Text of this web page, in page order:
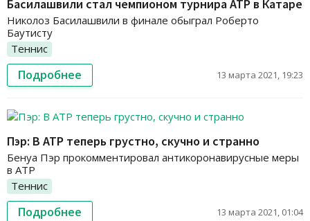
Басилашвили стал чемпионом турнира АТР в Катаре
Николоз Басилашвили в финале обыграл Роберто
Баутисту
Теннис
Подробнее 13 марта 2021, 19:23
Пэр: В АТР теперь грустно, скучно и странно
Бенуа Пэр прокомментировал антикоронавирусные меры
в АТР
Теннис
Подробнее 13 марта 2021, 01:04